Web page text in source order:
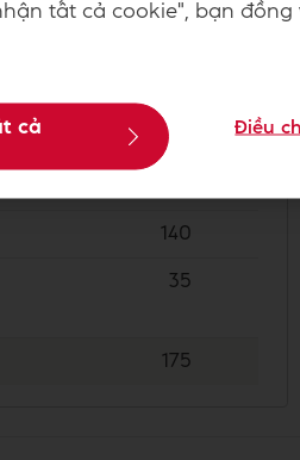
500
140
35
175
tất cả cookie", bạn đồng
cả
Điều